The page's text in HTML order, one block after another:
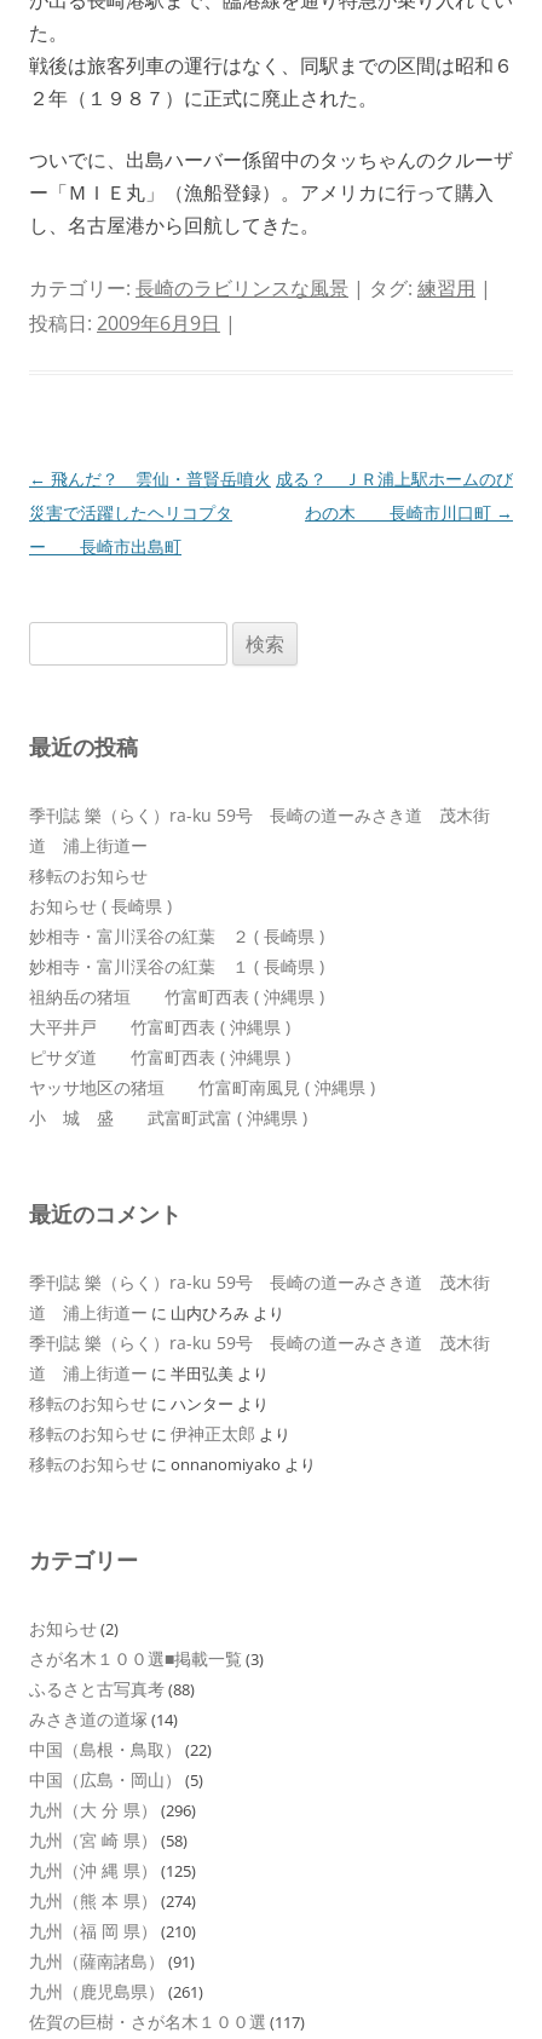
た。
戦後は旅客列車の運行はなく、同駅までの区間は昭和６
２年（１９８７）に正式に廃止された。
ついでに、出島ハーバー係留中のタッちゃんのクルーザ
ー「ＭＩＥ丸」（漁船登録）。アメリカに行って購入
し、名古屋港から回航してきた。
カテゴリー: 長崎のラビリンスな風景 | タグ: 練習用 |
投稿日: 2009年6月9日 |
投
稿
ナ
ン
← 飛んだ？ 雲仙・普賢岳噴火
災害で活躍したヘリコプタ
ー 長崎市出島町
成る？ ＪＲ浦上駅ホームのび
わの木 長崎市川口町 →
索:
最近の投稿
季刊誌 樂（らく）ra-ku 59号 長崎の道ーみさき道 茂木街
道 浦上街道ー
移転のお知らせ
お知らせ ( 長崎県 )
妙相寺・富川渓谷の紅葉 ２ ( 長崎県 )
妙相寺・富川渓谷の紅葉 １ ( 長崎県 )
祖納岳の猪垣 竹富町西表 ( 沖縄県 )
大平井戸 竹富町西表 ( 沖縄県 )
ピサダ道 竹富町西表 ( 沖縄県 )
ヤッサ地区の猪垣 竹富町南風見 ( 沖縄県 )
小 城 盛 武富町武富 ( 沖縄県 )
最近のコメント
季刊誌 樂（らく）ra-ku 59号 長崎の道ーみさき道 茂木街
道 浦上街道ー に 山内ひろみ より
季刊誌 樂（らく）ra-ku 59号 長崎の道ーみさき道 茂木街
道 浦上街道ー に 半田弘美 より
移転のお知らせ に ハンター より
移転のお知らせ に 伊神正太郎 より
移転のお知らせ に onnanomiyako より
カテゴリー
お知らせ(2)
さが名木１００選■掲載一覧 (3)
ふるさと古写真考(88)
みさき道の道塚 (14)
中国（島根・鳥取） (22)
中国（広島・岡山） (5)
九州（大 分 県） (296)
九州（宮 崎 県） (58)
九州（沖 縄 県） (125)
九州（熊 本 県） (274)
九州（福 岡 県） (210)
九州（薩南諸島） (91)
九州（鹿児島県） (261)
佐賀の巨樹・さが名木１００選 (117)